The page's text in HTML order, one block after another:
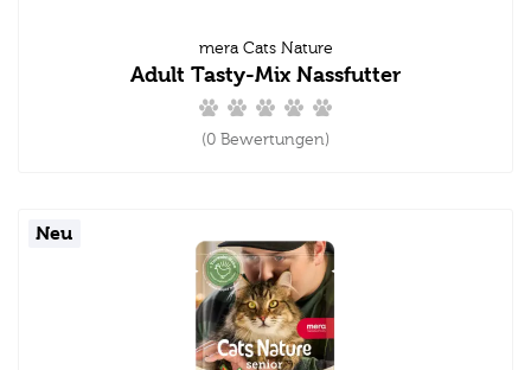
mera Cats Nature
Adult Tasty-Mix Nassfutter
(0 Bewertungen)
Neu